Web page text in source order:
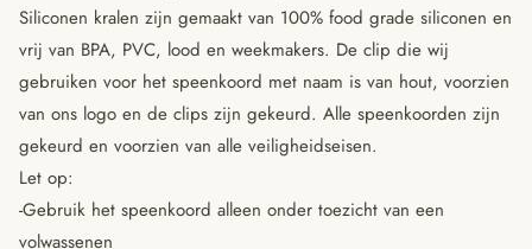
Siliconen kralen zijn gemaakt van 100% food grade siliconen en
vrij van BPA, PVC, lood en weekmakers. De clip die wij
gebruiken voor het speenkoord met naam is van hout, voorzien
van ons logo en de clips zijn gekeurd. Alle speenkoorden zijn
gekeurd en voorzien van alle veiligheidseisen.
Let op:
-Gebruik het speenkoord alleen onder toezicht van een
volwassenen